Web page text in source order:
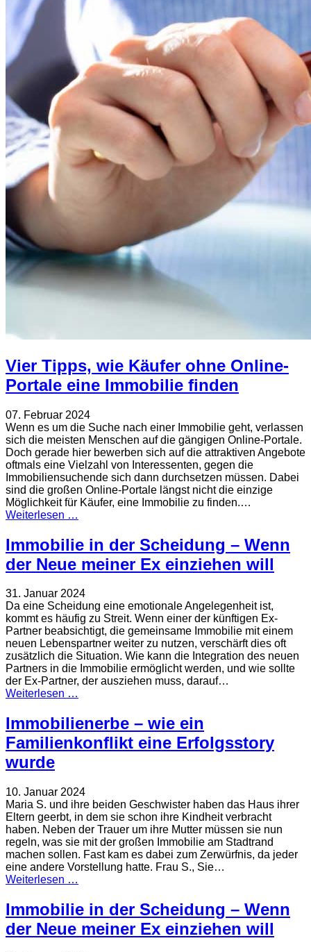
Vier Tipps, wie Käufer ohne Online-
Portale eine Immobilie finden
07. Februar 2024
Wenn es um die Suche nach einer Immobilie geht, verlassen
sich die meisten Menschen auf die gängigen Online-Portale.
Doch gerade hier bewerben sich auf die attraktiven Angebote
oftmals eine Vielzahl von Interessenten, gegen die
Immobiliensuchende sich dann durchsetzen müssen. Dabei
sind die großen Online-Portale längst nicht die einzige
Möglichkeit für Käufer, eine Immobilie zu finden.…
Weiterlesen …
Immobilie in der Scheidung – Wenn
der Neue meiner Ex einziehen will
31. Januar 2024
Da eine Scheidung eine emotionale Angelegenheit ist,
kommt es häufig zu Streit. Wenn einer der künftigen Ex-
Partner beabsichtigt, die gemeinsame Immobilie mit einem
neuen Lebenspartner weiter zu nutzen, verschärft dies oft
zusätzlich die Situation. Wie kann die Integration des neuen
Partners in die Immobilie ermöglicht werden, und wie sollte
der Ex-Partner, der ausziehen muss, darauf…
Weiterlesen …
Immobilienerbe – wie ein
Familienkonflikt eine Erfolgsstory
wurde
10. Januar 2024
Maria S. und ihre beiden Geschwister haben das Haus ihrer
Eltern geerbt, in dem sie schon ihre Kindheit verbracht
haben. Neben der Trauer um ihre Mutter müssen sie nun
regeln, was sie mit der großen Immobilie am Stadtrand
machen sollen. Fast kam es dabei zum Zerwürfnis, da jeder
eine andere Vorstellung hatte. Frau S., Sie…
Weiterlesen …
Immobilie in der Scheidung – Wenn
der Neue meiner Ex einziehen will